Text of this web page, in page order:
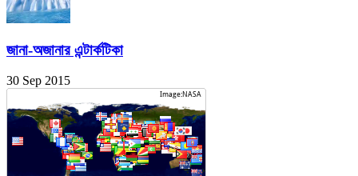
জানা-অজানার এন্টার্কটিকা
30 Sep 2015